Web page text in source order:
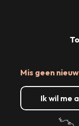
Mis geen
Ik wil me